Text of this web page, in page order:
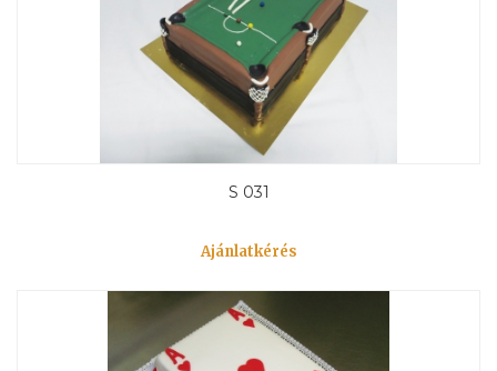
S 031
Ajánlatkérés